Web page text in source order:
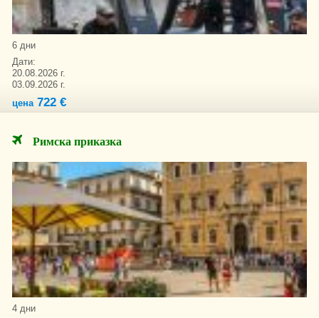
6 дни
Дати:
20.08.2026 г.
03.09.2026 г.
цена 722 €
Римска приказка
4 дни